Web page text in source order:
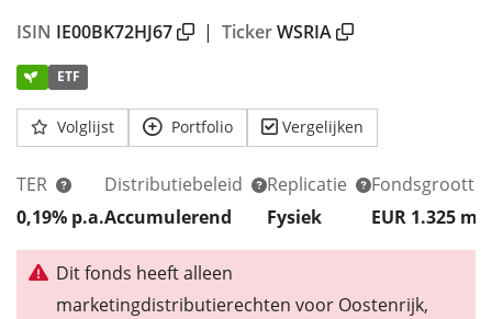
ISIN IE00BK72HJ67 | TickerWSRIA
ETF
Volglijst Portfolio Vergelijken
TER
0,19% p.a.
Distributiebeleid
Accumulerend
Replicatie
Fysiek
Fondsgrootte
EUR 1.325 m
Dit fonds heeft alleen
marketingdistributierechten voor Oostenrijk,